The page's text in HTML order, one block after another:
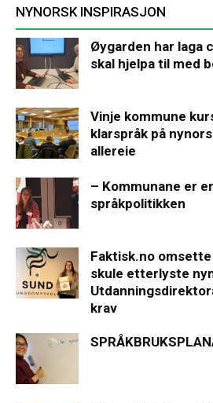
NYNORSK INSPIRASJON
Øygarden har laga
skal hjelpa til med
Vinje kommune
klarspråk på
allereie
– Kommunane er
språkpolitikken
Faktisk.no
skule etterlyste
krav